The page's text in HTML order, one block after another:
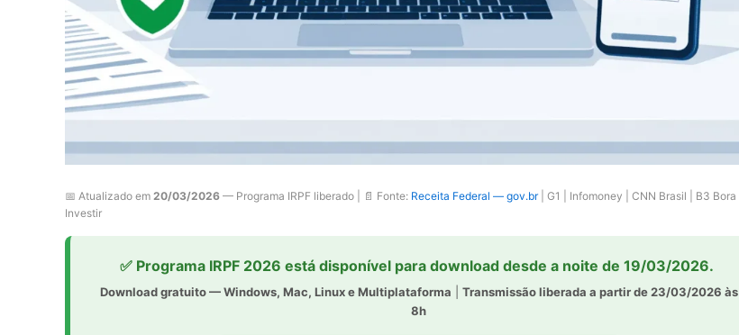
📅 Atualizado em 20/03/2026 — Programa IRPF liberado | 📄 Fonte: Receita Federal — gov.br| G1 | Infomoney | CNN Brasil | B3 Bora
Investir
✅ Programa IRPF 2026 está disponível para download desde a noite de 19/03/2026.
Download gratuito — Windows, Mac, Linux e Multiplataforma
Transmissão liberada a partir de 23/03/2026 às
8h